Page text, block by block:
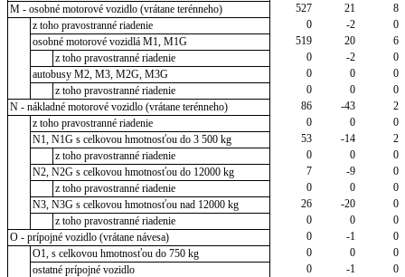
M - osobné motorové vozidlo (vrátane terénneho)
527 21
8
z toho pravostranné riadenie
0 -2
0
osobné motorové vozidlá M1, M1G
519 20
6
z toho pravostranné riadenie
0 -2
0
autobusy M2, M3, M2G, M3G
0 0
0
z toho pravostranné riadenie
0 0
0
N - nákladné motorové vozidlo (vrátane terénneho)
86 -43
2
z toho pravostranné riadenie
0 0
0
N1, N1G s celkovou hmotnosťou do 3 500 kg
53 -14
2
z toho pravostranné riadenie
0 0
0
N2, N2G s celkovou hmotnosťou do 12000 kg
7 -9
0
z toho pravostranné riadenie
0 0
0
N3, N3G s celkovou hmotnosťou nad 12000 kg
26 -20
0
z toho pravostranné riadenie
0 0
0
O - prípojné vozidlo (vrátane návesa)
0 -1
0
O1, s celkovou hmotnosťou do 750 kg
0 0
0
ostatné prípojné vozidlo
0 -1
0